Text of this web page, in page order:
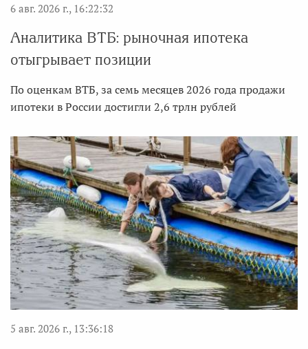
6 авг. 2026 г., 16:22:32
Аналитика ВТБ: рыночная ипотека
отыгрывает позиции
По оценкам ВТБ, за семь месяцев 2026 года продажи
ипотеки в России достигли 2,6 трлн рублей
5 авг. 2026 г., 13:36:18